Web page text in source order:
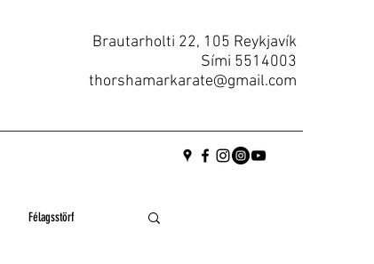
Brautarholti 22, 105 Reykjavík
Sími 5514003
thorshamarkarate@gmail.com
Félagsstörf